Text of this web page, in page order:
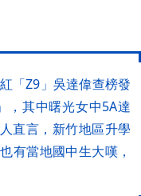
「Z9」吳達偉查榜發
，其中曙光女中5A達
直言，新竹地區升學
有當地國中生大嘆，